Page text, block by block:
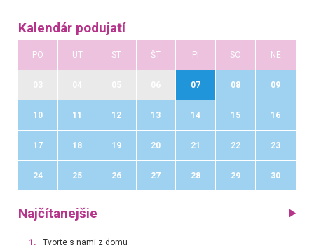
Kalendár podujatí
PO UT ST ŠT PI SO NE
07 08 09
10 11 12 13 14 15 16
17 18 19 20 21 22 23
24 25 26 27 28 29 30
Najčítanejšie
1. Tvorte s nami z domu